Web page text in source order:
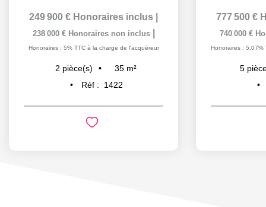
249 900 € Honoraires inclus
238 000 € Honoraires non inclus
Honoraires : 5% TTC à la charge de l'acquéreur
2 pièce(s) 35 m²
Réf :
1422
777 500 €
740 000 €
Honoraires : 5,07%
5